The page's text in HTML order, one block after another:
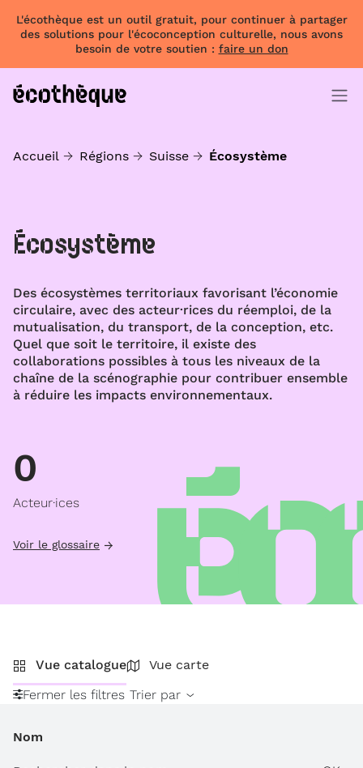
L'écothèque est un outil gratuit, pour continuer à partager
des solutions pour l'écoconception culturelle, nous avons
besoin de votre soutien : faire un don
Accueil Régions Suisse Écosystème
Écosystème
Des écosystèmes territoriaux favorisant l’économie
circulaire, avec des acteur·rices du réemploi, de la
mutualisation, du transport, de la conception, etc.
Quel que soit le territoire, il existe des
collaborations possibles à tous les niveaux de la
chaîne de la scénographie pour contribuer ensemble
à réduire les impacts environnementaux.
0
Acteur·ices
Voir le glossaire
Vue catalogue
Vue carte
Fermer les filtres Trier par
Nom